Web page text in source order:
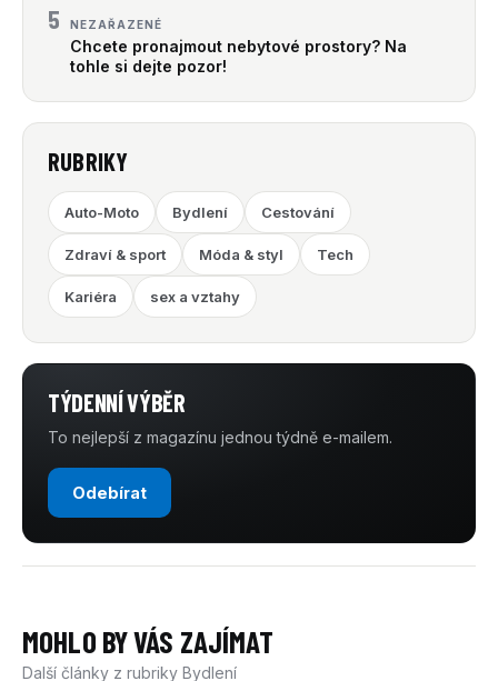
5 NEZAŘAZENÉ
Chcete pronajmout nebytové prostory? Na
tohle si dejte pozor!
RUBRIKY
Auto-Moto Bydlení Cestování
Zdraví & sport Móda & styl Tech
Kariéra sex a vztahy
TÝDENNÍ VÝBĚR
To nejlepší z magazínu jednou týdně e-mailem.
Odebírat
MOHLO BY VÁS ZAJÍMAT
Další články z rubriky Bydlení